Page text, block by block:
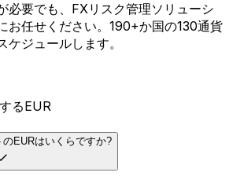
必要でも、FXリスク管理ソリューシ
お任せください。190+か国の130通貨
ジュールします。
るEUR
EURはいくらですか?